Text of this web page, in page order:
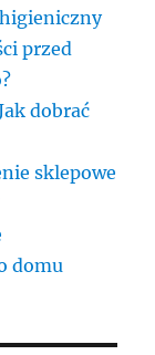
przed
dobrać
sklepowe
domu